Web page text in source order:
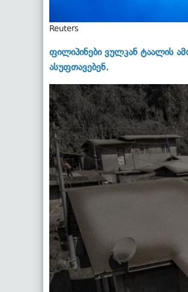
Reuters
ფილიპინები ვულკან ტაალის
ასუფთავებენ.